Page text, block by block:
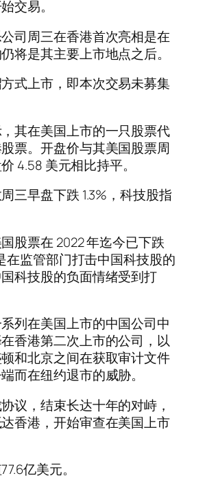
交易。
司周三在香港首次亮相是在
将是其主要上市地点之后。
式上市，即本次交易未募集
其在美国上市的一只股票代
票。开盘价与其美国股票周
4.58 美元相比持平。
三早盘下跌 1.3%，科技股指
股票在 2022 年迄今已下跌
在监管部门打击中国科技股的
科技股的负面情绪受到打
列在美国上市的中国公司中
香港第二次上市的公司，以
和北京之间在获取审计文件
而在纽约退市的威胁。
议，结束长达十年的对峙，
香港，开始审查在美国上市
亿美元。